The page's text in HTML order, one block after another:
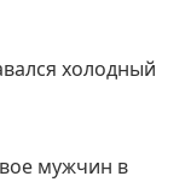
холодный
мужчин в